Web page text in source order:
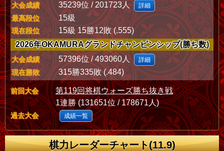
大会成績 35239位 / 201723人 詳細
最高段位 15級
現在段位
15級 15勝12敗 (.555)
2026年OKAMURAグランドチャンピンシップ(勝ち数)
大会成績 57396位 / 493060人 詳細
現在勝敗 315勝335敗 (.484)
前回大会
第119回将棋ウォーズ勝ち抜き戦
1連勝 (131651位 / 178671人)
過去大会 成績一覧
棋力レーダーチャート(11.9)